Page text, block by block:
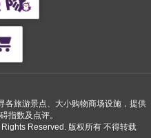
各旅游景点、大小购物商场设施，提供
指数及点评。
Reserved. 版权所有 不得转载